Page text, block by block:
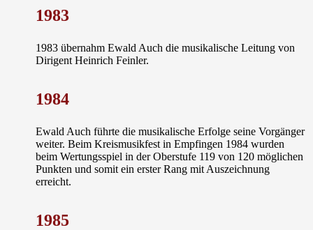
1983
1983 übernahmEwald Auch die musikalische Leitung von
Dirigent Heinrich Feinler.
1984
Ewald Auch führte die musikalische Erfolge seine Vorgänger
weiter. Beim Kreismusikfest in Empfingen 1984 wurden
beim Wertungsspiel in derOberstufe 119 von 120 möglichen
Punkten und somit ein erster Rang mit Auszeichnung
erreicht.
1985